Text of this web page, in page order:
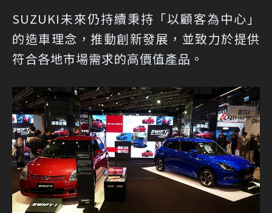
SUZUKI未來仍持續秉持「以顧客為中心」
的造車理念，推動創新發展，並致力於提供
符合各地市場需求的高價值產品。